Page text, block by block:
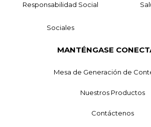
Responsabilidad Social
Sociales
MANTÉNGASE
Mesa de Generación de
Nuestros Productos
Contáctenos